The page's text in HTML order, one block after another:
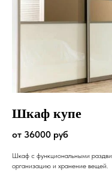
Шкаф купе
от 36000 руб
Шкаф с функциональными
организацию и хранение вещей.